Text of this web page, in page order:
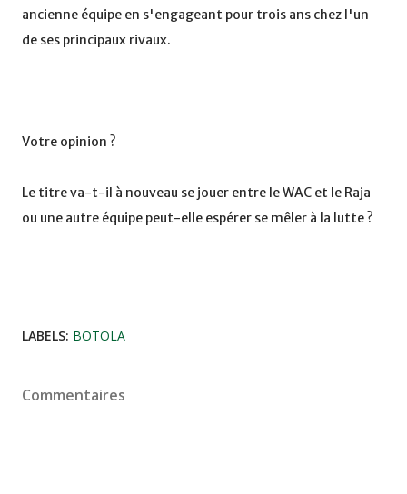
ancienne équipe en s'engageant pour trois ans chez l'un
de ses principaux rivaux.
Votre opinion ?
Le titre va-t-il à nouveau se jouer entre le WAC et le Raja
ou une autre équipe peut-elle espérer se mêler à la lutte ?
LABELS: BOTOLA
Commentaires